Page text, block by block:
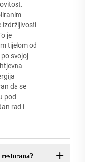
izdržljivosti
je
tijelom od
svojoj
da se
pod
rad i